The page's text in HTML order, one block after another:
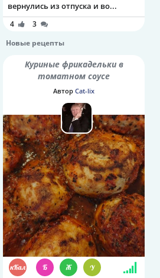
вернулись из отпуска и во...
4
3
Новые рецепты
Куриные фрикадельки в
томатном соусе
Автор Cat-lix